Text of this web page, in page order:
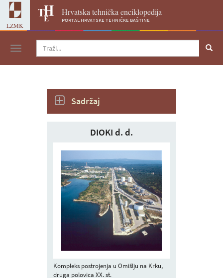
LZMK
Hrvatska tehnička enciklopedija
portal hrvatske tehničke baštine
Navigacija
Sadržaj
DIOKI d. d.
Kompleks postrojenja u Omišlju na Krku,
druga polovica XX. st.